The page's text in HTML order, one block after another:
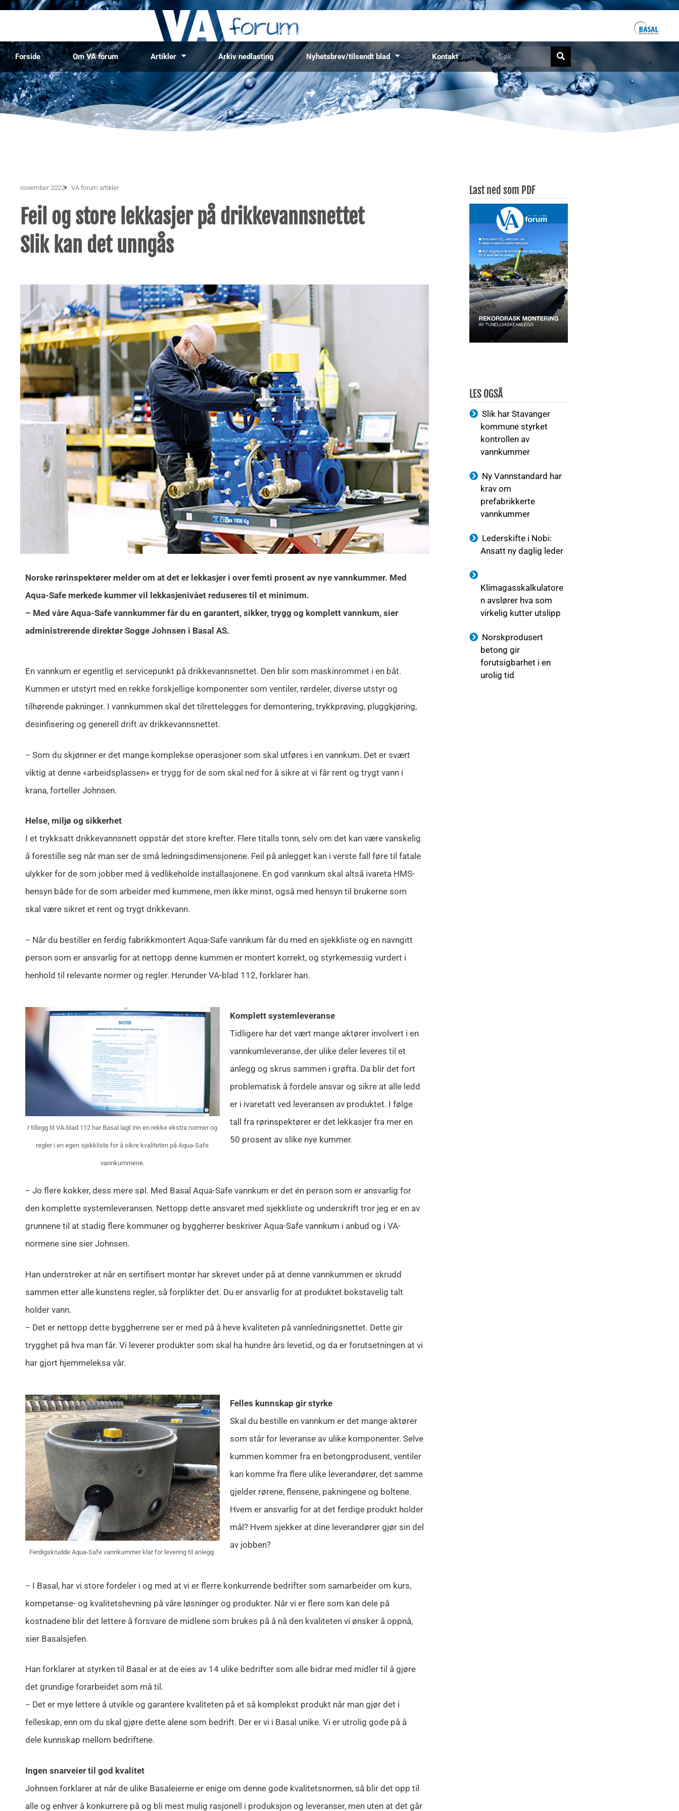
Forside Om VA forum Artikler Arkiv nedlasting Nyhetsbrev/tilsendt blad Kontakt
november 2022 VA forum artikler
Feil og store lekkasjer på drikkevannsnettet
Slik kan det unngås
Norske rørinspektører melder om at det er lekkasjer i over femti prosent av nye vannkummer. Med
Aqua-Safe merkede kummer vil lekkasjenivået reduseres til et minimum.
– Med våre Aqua-Safe vannkummer får du en garantert, sikker, trygg og komplett vannkum, sier
administrerende direktør Sogge Johnsen i Basal AS.
En vannkum er egentlig et servicepunkt på drikkevannsnettet. Den blir som maskinrommet i en båt.
Kummen er utstyrt med en rekke forskjellige komponenter som ventiler, rørdeler, diverse utstyr og
tilhørende pakninger. I vannkummen skal det tilrettelegges for demontering, trykkprøving, pluggkjøring,
desinfisering og generell drift av drikkevannsnettet.
− Som du skjønner er det mange komplekse operasjoner som skal utføres i en vannkum. Det er svært
viktig at denne «arbeidsplassen» er trygg for de som skal ned for å sikre at vi får rent og trygt vann i
krana, forteller Johnsen.
Helse, miljø og sikkerhet
I et trykksatt drikkevannsnett oppstår det store krefter. Flere titalls tonn, selv om det kan være vanskelig
å forestille seg når man ser de små ledningsdimensjonene. Feil på anlegget kan i verste fall føre til fatale
ulykker for de som jobber med å vedlikeholde installasjonene. En god vannkum skal altså ivareta HMS-
hensyn både for de som arbeider med kummene, men ikke minst, også med hensyn til brukerne som
skal være sikret et rent og trygt drikkevann.
− Når du bestiller en ferdig fabrikkmontert Aqua-Safe vannkum får du med en sjekkliste og en navngitt
person som er ansvarlig for at nettopp denne kummen er montert korrekt, og styrkemessig vurdert i
henhold til relevante normer og regler. Herunder VA-blad 112, forklarer han.
I tillegg til VA-blad 112 har Basal lagt inn en rekke ekstra normer og
regler i en egen sjekkliste for å sikre kvaliteten på Aqua-Safe
vannkummene.
Komplett systemleveranse
Tidligere har det vært mange aktører involvert i en
vannkumleveranse, der ulike deler leveres til et
anlegg og skrus sammen i grøfta. Da blir det fort
problematisk å fordele ansvar og sikre at alle ledd
er i ivaretatt ved leveransen av produktet. I følge
tall fra rørinspektører er det lekkasjer fra mer en
50 prosent av slike nye kummer.
− Jo flere kokker, dess mere søl. Med Basal Aqua-Safe vannkum er det én person som er ansvarlig for
den komplette systemleveransen. Nettopp dette ansvaret med sjekkliste og underskrift tror jeg er en av
grunnene til at stadig flere kommuner og byggherrer beskriver Aqua-Safe vannkum i anbud og i VA-
normene sine sier Johnsen.
Han understreker at når en sertifisert montør har skrevet under på at denne vannkummen er skrudd
sammen etter alle kunstens regler, så forplikter det. Du er ansvarlig for at produktet bokstavelig talt
holder vann.
− Det er nettopp dette byggherrene ser er med på å heve kvaliteten på vannledningsnettet. Dette gir
trygghet på hva man får. Vi leverer produkter som skal ha hundre års levetid, og da er forutsetningen at vi
har gjort hjemmeleksa vår.
Ferdigskrudde Aqua-Safe vannkummer klar for levering til anlegg.
Felles kunnskap gir styrke
Skal du bestille en vannkum er det mange aktører
som står for leveranse av ulike komponenter. Selve
kummen kommer fra en betongprodusent, ventiler
kan komme fra flere ulike leverandører, det samme
gjelder rørene, flensene, pakningene og boltene.
Hvem er ansvarlig for at det ferdige produkt holder
mål? Hvem sjekker at dine leverandører gjør sin del
av jobben?
− I Basal, har vi store fordeler i og med at vi er flerre konkurrende bedrifter som samarbeider om kurs,
kompetanse- og kvalitetshevning på våre løsninger og produkter. Når vi er flere som kan dele på
kostnadene blir det lettere å forsvare de midlene som brukes på å nå den kvaliteten vi ønsker å oppnå,
sier Basalsjefen.
Han forklarer at styrken til Basal er at de eies av 14 ulike bedrifter som alle bidrar med midler til å gjøre
det grundige forarbeidet som må til.
− Det er mye lettere å utvikle og garantere kvaliteten på et så komplekst produkt når man gjør det i
felleskap, enn om du skal gjøre dette alene som bedrift. Der er vi i Basal unike. Vi er utrolig gode på å
dele kunnskap mellom bedriftene.
Ingen snarveier til god kvalitet
Johnsen forklarer at når de ulike Basaleierne er enige om denne gode kvalitetsnormen, så blir det opp til
alle og enhver å konkurrere på og bli mest mulig rasjonell i produksjon og leveranser, men uten at det går
Last ned som PDF
LES OGSÅ
Slik har Stavanger
kommune styrket
kontrollen av
vannkummer
Ny Vannstandard har
krav om
prefabrikkerte
vannkummer
Lederskifte i Nobi:
Ansatt ny daglig leder
Klimagasskalkulatore
n avslører hva som
virkelig kutter utslipp
Norskprodusert
betong gir
forutsigbarhet i en
urolig tid